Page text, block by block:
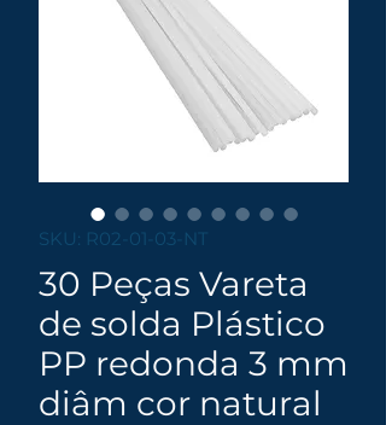
SKU: R02-01-03-NT
30 Peças Vareta
de solda Plástico
PP redonda 3 mm
diâm cor natural